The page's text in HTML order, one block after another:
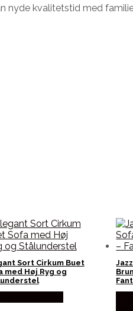
kvalitetstid med
Sort Cirkum Buet
med Høj Ryg og